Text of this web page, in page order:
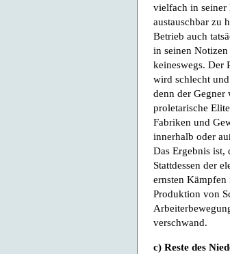
vielfach in seiner
austauschbar zu
Betrieb auch
in seinen
keineswegs. Der
wird schlecht
denn der
proletarische
Fabriken und
innerhalb oder
Das Ergebnis
Stattdessen der
ernsten
Produktion von
verschwand.
c) Reste des